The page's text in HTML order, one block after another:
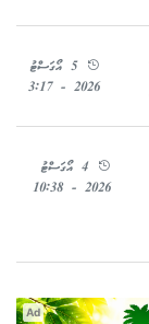
5 އޯގަސްޓު
2026 - 3:17
4 އޯގަސްޓު
2026 - 10:38
Ad